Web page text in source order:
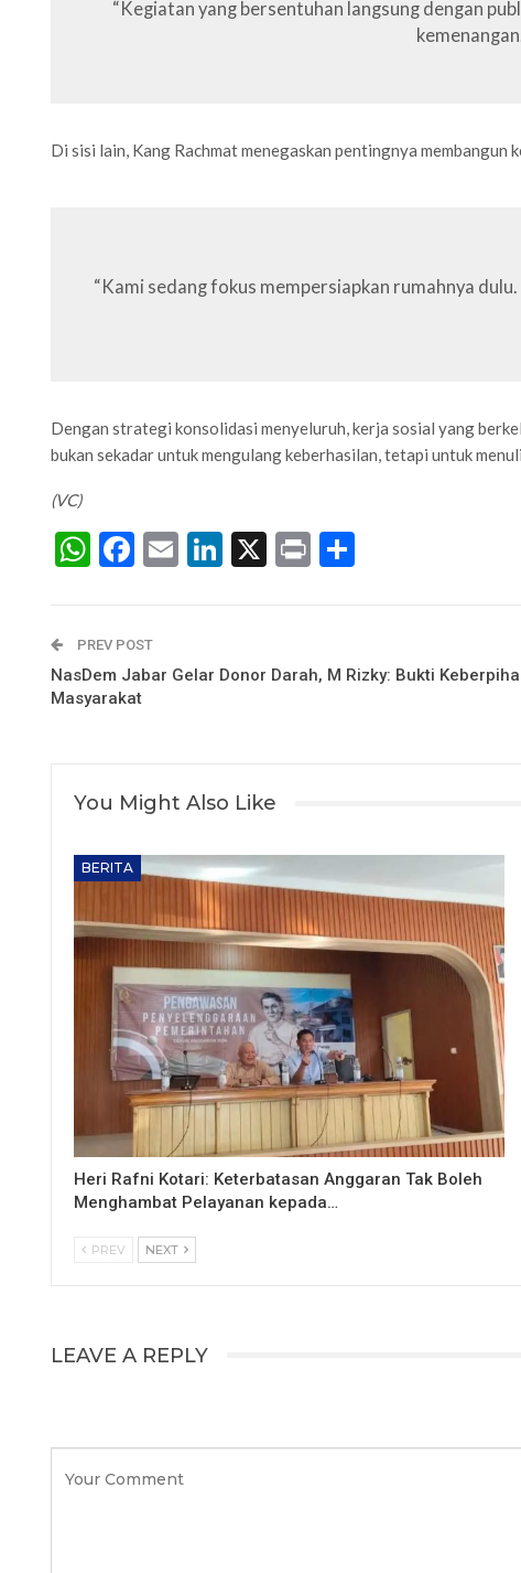
“Kegiatan yang bersentuhan langsung dengan
Di sisi lain, Kang Rachmat menegaskan pentingnya
“Kami sedang fokus mempersiapkan rumahnya
Dengan strategi konsolidasi menyeluruh, kerja sosial yang
bukan sekadar untuk mengulang keberhasilan, tetapi untuk
(VC)
WhatsApp
Facebook
EmailLinkedIn
X Print
PREV POST
NasDem Jabar Gelar Donor Darah, M Rizky: Bukti
Masyarakat
You Might Also Like
BERITA
Heri Rafni Kotari: Keterbatasan Anggaran Tak Boleh
Menghambat Pelayanan kepada…
PREV NEXT
LEAVE A REPLY